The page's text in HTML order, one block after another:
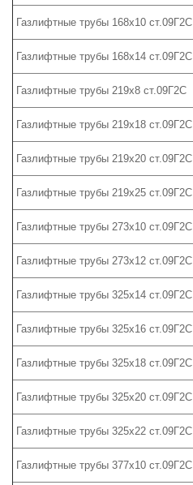
Газлифтные трубы 168х10 ст.09Г2С
Газлифтные трубы 168х14 ст.09Г2С
Газлифтные трубы 219х8 ст.09Г2С
Газлифтные трубы 219х18 ст.09Г2С
Газлифтные трубы 219х20 ст.09Г2С
Газлифтные трубы 219х25 ст.09Г2С
Газлифтные трубы 273х10 ст.09Г2С
Газлифтные трубы 273х12 ст.09Г2С
Газлифтные трубы 325х14 ст.09Г2С
Газлифтные трубы 325х16 ст.09Г2С
Газлифтные трубы 325х18 ст.09Г2С
Газлифтные трубы 325х20 ст.09Г2С
Газлифтные трубы 325х22 ст.09Г2С
Газлифтные трубы 377х10 ст.09Г2С